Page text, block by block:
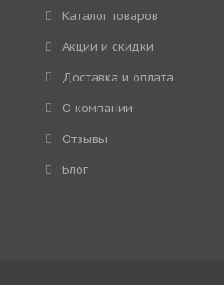
Каталог товаров
Акции и скидки
Доставка и оплата
О компании
Отзывы
Блог